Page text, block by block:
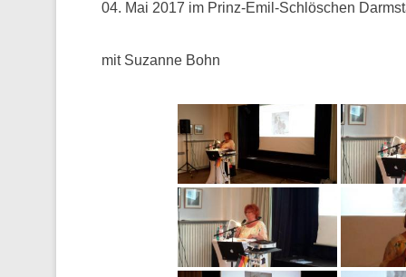
04. Mai 2017 im Prinz-Emil-Schlöschen
mit Suzanne Bohn